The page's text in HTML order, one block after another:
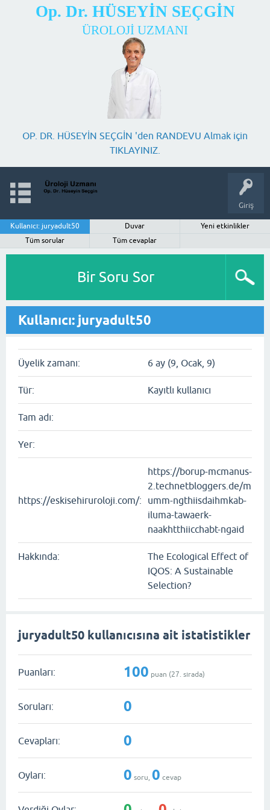
Op. Dr. HÜSEYİN SEÇGİN
ÜROLOJİ UZMANI
OP. DR. HÜSEYİN SEÇGİN 'den RANDEVU Almak için
TIKLAYINIZ.
Giriş
Kullanıcı: juryadult50 Duvar
Yeni etkinlikler
Tüm sorular
Tüm cevaplar
Bir Soru Sor
Kullanıcı: juryadult50
Üyelik zamanı: 6 ay (9, Ocak, 9)
Tür: Kayıtlı kullanıcı
Tam adı:
Yer:
https://eskisehiruroloji.com/:
https://borup-mcmanus-
2.technetbloggers.de/m
umm-ngthiisdaihmkab-
iluma-tawaerk-
naakhtthiicchabt-ngaid
Hakkında:
The Ecological Effect of
IQOS: A Sustainable
Selection?
juryadult50 kullanıcısına ait istatistikler
Puanları: 100 puan (27 . sırada)
Soruları: 0
Cevapları: 0
Oyları: 0 soru, 0 cevap